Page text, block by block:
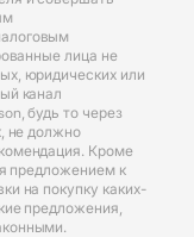
лица не
юридических или
канал
будь то через
не должно
Кроме
предложением к
на покупку каких-
предложения,